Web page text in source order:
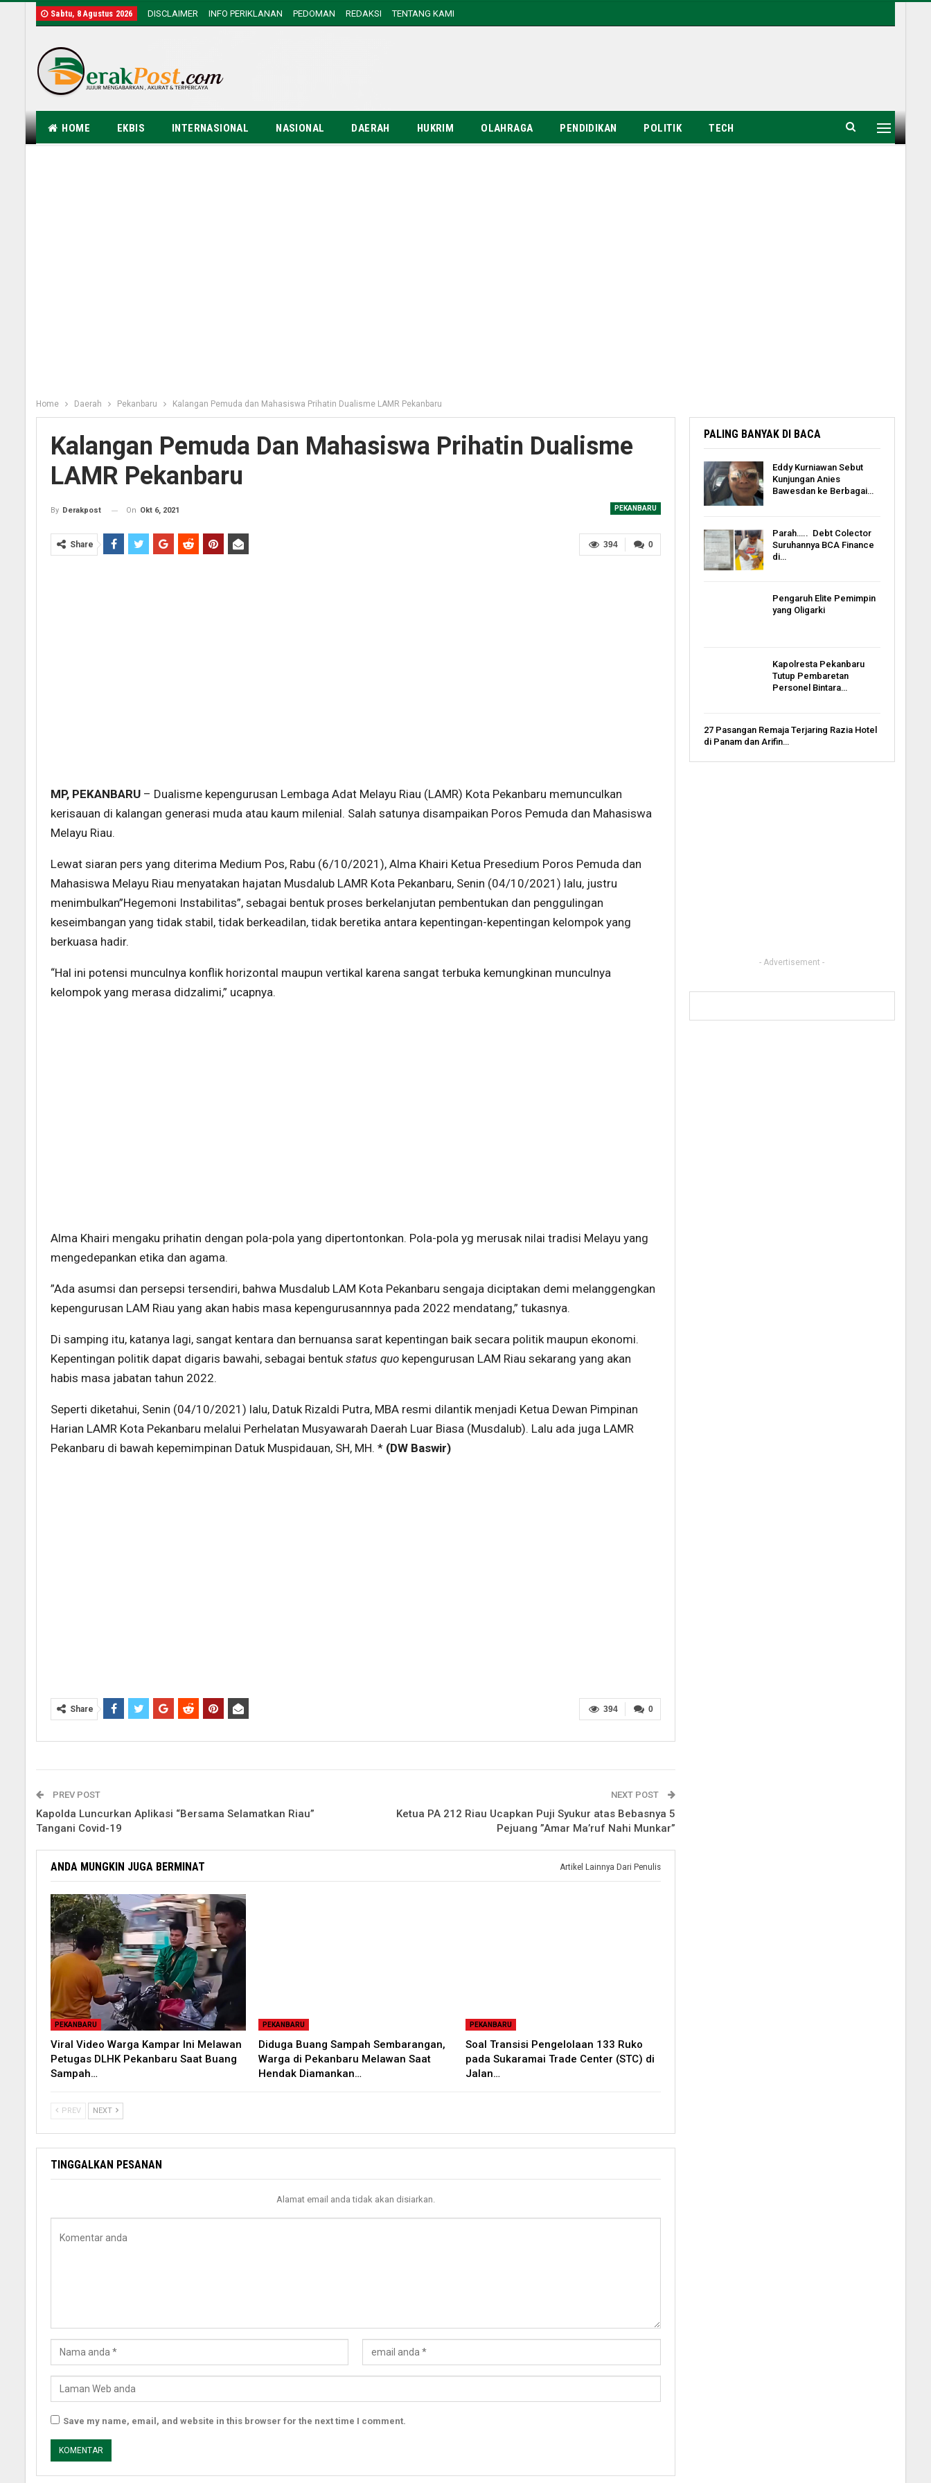
Sabtu, 8 Agustus 2026 DISCLAIMER INFO PERIKLANAN PEDOMAN REDAKSI TENTANG KAMI
HOME EKBIS INTERNASIONAL NASIONAL DAERAH HUKRIM OLAHRAGA PENDIDIKAN POLITIK TECH
Home Daerah Pekanbaru Kalangan Pemuda dan Mahasiswa Prihatin Dualisme LAMR Pekanbaru
Kalangan Pemuda Dan Mahasiswa Prihatin Dualisme
LAMR Pekanbaru
PEKANBARU
By Derakpost On Okt 6, 2021
0
394
Share
MP, PEKANBARU – Dualisme kepengurusan Lembaga Adat Melayu Riau (LAMR) Kota Pekanbaru memunculkan
kerisauan di kalangan generasi muda atau kaum milenial. Salah satunya disampaikan Poros Pemuda dan Mahasiswa
Melayu Riau.
Lewat siaran pers yang diterima Medium Pos, Rabu (6/10/2021), Alma Khairi Ketua Presedium Poros Pemuda dan
Mahasiswa Melayu Riau menyatakan hajatan Musdalub LAMR Kota Pekanbaru, Senin (04/10/2021) lalu, justru
menimbulkan”Hegemoni Instabilitas”, sebagai bentuk proses berkelanjutan pembentukan dan penggulingan
keseimbangan yang tidak stabil, tidak berkeadilan, tidak beretika antara kepentingan-kepentingan kelompok yang
berkuasa hadir.
“Hal ini potensi munculnya konflik horizontal maupun vertikal karena sangat terbuka kemungkinan munculnya
kelompok yang merasa didzalimi,” ucapnya.
Alma Khairi mengaku prihatin dengan pola-pola yang dipertontonkan. Pola-pola yg merusak nilai tradisi Melayu yang
mengedepankan etika dan agama.
”Ada asumsi dan persepsi tersendiri, bahwa Musdalub LAM Kota Pekanbaru sengaja diciptakan demi melanggengkan
kepengurusan LAM Riau yang akan habis masa kepengurusannnya pada 2022 mendatang,” tukasnya.
Di samping itu, katanya lagi, sangat kentara dan bernuansa sarat kepentingan baik secara politik maupun ekonomi.
Kepentingan politik dapat digaris bawahi, sebagai bentukstatus quo kepengurusan LAM Riau sekarang yang akan
habis masa jabatan tahun 2022.
Seperti diketahui, Senin (04/10/2021) lalu, Datuk Rizaldi Putra, MBA resmi dilantik menjadi Ketua Dewan Pimpinan
Harian LAMR Kota Pekanbaru melalui Perhelatan Musyawarah Daerah Luar Biasa (Musdalub). Lalu ada juga LAMR
Pekanbaru di bawah kepemimpinan Datuk Muspidauan, SH, MH. * (DW Baswir)
0
394
Share
PREV POST
Kapolda Luncurkan Aplikasi “Bersama Selamatkan Riau”
Tangani Covid-19
NEXT POST
Ketua PA 212 Riau Ucapkan Puji Syukur atas Bebasnya 5
Pejuang ”Amar Ma’ruf Nahi Munkar”
ANDA MUNGKIN JUGA BERMINAT Artikel Lainnya Dari Penulis
PEKANBARU
Viral Video Warga Kampar Ini Melawan
Petugas DLHK Pekanbaru Saat Buang
Sampah…
PEKANBARU
Diduga Buang Sampah Sembarangan,
Warga di Pekanbaru Melawan Saat
Hendak Diamankan…
PEKANBARU
Soal Transisi Pengelolaan 133 Ruko
pada Sukaramai Trade Center (STC) di
Jalan…
PREV NEXT
TINGGALKAN PESANAN
Alamat email anda tidak akan disiarkan.
Save my name, email, and website in this browser for the next time I comment.
PALING BANYAK DI BACA
Eddy Kurniawan Sebut
Kunjungan Anies
Bawesdan ke Berbagai…
Parah….. Debt Colector
Suruhannya BCA Finance
di…
Pengaruh Elite Pemimpin
yang Oligarki
Kapolresta Pekanbaru
Tutup Pembaretan
Personel Bintara…
27 Pasangan Remaja Terjaring Razia Hotel
di Panam dan Arifin…
- Advertisement -